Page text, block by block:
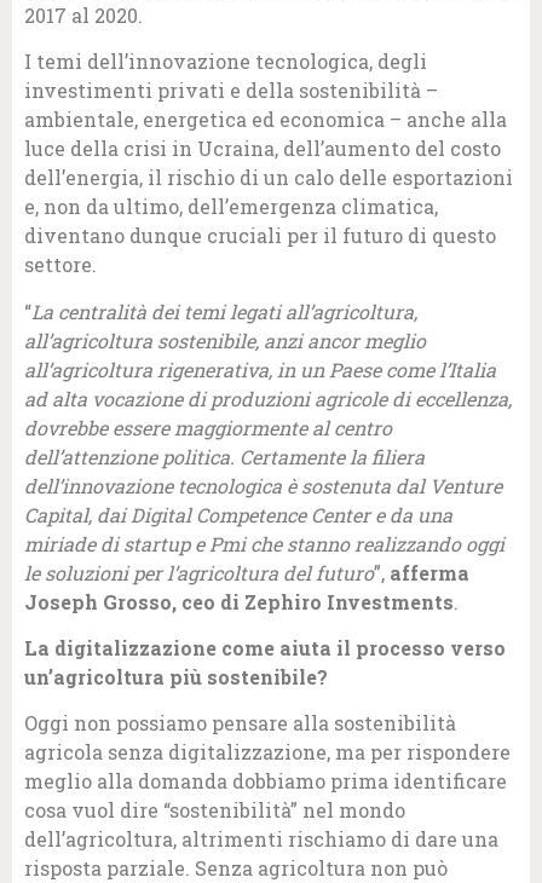
2017 al 2020.
I temi dell’innovazione tecnologica, degli
investimenti privati e della sostenibilità –
ambientale, energetica ed economica – anche alla
luce della crisi in Ucraina, dell’aumento del costo
dell’energia, il rischio di un calo delle esportazioni
e, non da ultimo, dell’emergenza climatica,
diventano dunque cruciali per il futuro di questo
settore.
“La centralità dei temi legati all’agricoltura,
all’agricoltura sostenibile, anzi ancor meglio
all’agricoltura rigenerativa, in un Paese come l’Italia
ad alta vocazione di produzioni agricole di eccellenza,
dovrebbe essere maggiormente al centro
dell’attenzione politica. Certamente la filiera
dell’innovazione tecnologica è sostenuta dal Venture
Capital, dai Digital Competence Center e da una
miriade di startup e Pmi che stanno realizzando oggi
le soluzioni per l’agricoltura del futuro”, afferma
Joseph Grosso, ceo di Zephiro Investments.
La digitalizzazione come aiuta il processo verso
un’agricoltura più sostenibile?
Oggi non possiamo pensare alla sostenibilità
agricola senza digitalizzazione, ma per rispondere
meglio alla domanda dobbiamo prima identificare
cosa vuol dire “sostenibilità” nel mondo
dell’agricoltura, altrimenti rischiamo di dare una
risposta parziale. Senza agricoltura non può